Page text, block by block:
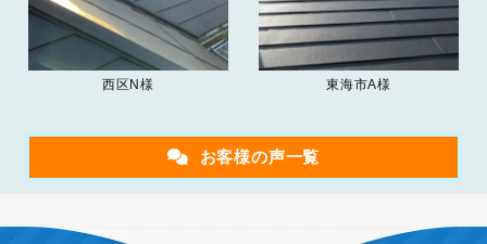
西区N様 東海市A様
お客様の声一覧